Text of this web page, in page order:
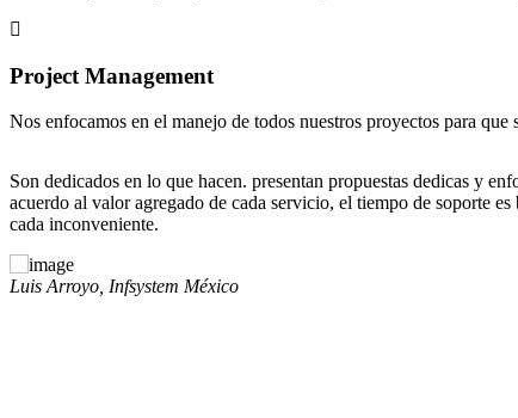
Project Management
Nos enfocamos en el manejo de todos nuestros proyectos para
con precios de
la prioridad de
Me gusta trabajar con ellos por el soporte, tener
primordial.